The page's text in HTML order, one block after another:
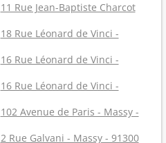
11 Rue Jean-Baptiste Charcot
18 Rue Léonard de Vinci -
16 Rue Léonard de Vinci -
16 Rue Léonard de Vinci -
102 Avenue de Paris - Massy -
2 Rue Galvani - Massy - 91300